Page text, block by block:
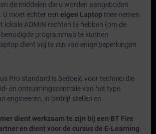
de middelen die u worden aangeboden
moet echter een eigen Laptop mee nemen.
lokale ADMIN rechten te hebben (om de
programma's te kunnen
dient vrij te zijn van enige beperkingen.
Pro standard is bedoeld voor technici die
en ontruimingscentrale van het type
engineeren, in bedrijf stellen en
dient werkzaam te zijn bij een BT Fire
en dient voor de cursus de E-Learning